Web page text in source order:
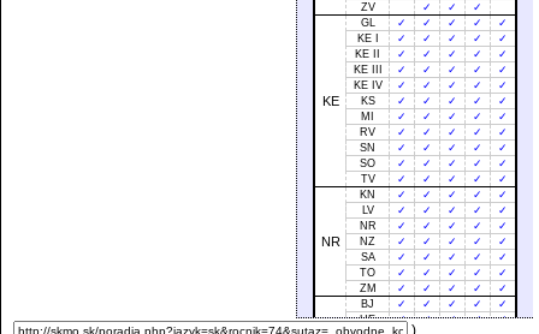
ZV
✓ ✓ ✓
KE
GL ✓ ✓ ✓ ✓
✓
KE I
✓ ✓ ✓ ✓
✓
KE II
✓ ✓ ✓ ✓
✓
KE III
✓ ✓ ✓ ✓
✓
KE IV
✓ ✓ ✓ ✓
✓
KS
✓ ✓ ✓ ✓
✓
MI
✓ ✓ ✓ ✓
✓
RV
✓ ✓ ✓ ✓
✓
SN
✓ ✓ ✓ ✓
✓
SO
✓ ✓ ✓ ✓
✓
TV
✓ ✓ ✓ ✓ ✓
NR
KN ✓ ✓ ✓ ✓
✓
LV
✓ ✓ ✓ ✓
✓
NR
✓ ✓ ✓ ✓
✓
NZ
✓ ✓ ✓ ✓
✓
SA
✓ ✓ ✓ ✓
✓
TO
✓ ✓ ✓ ✓
✓
ZM
✓ ✓ ✓ ✓
✓
BJ
✓ ✓ ✓ ✓
✓
HE
✓ ✓ ✓ ✓
✓